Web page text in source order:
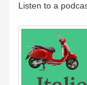
Listen to a